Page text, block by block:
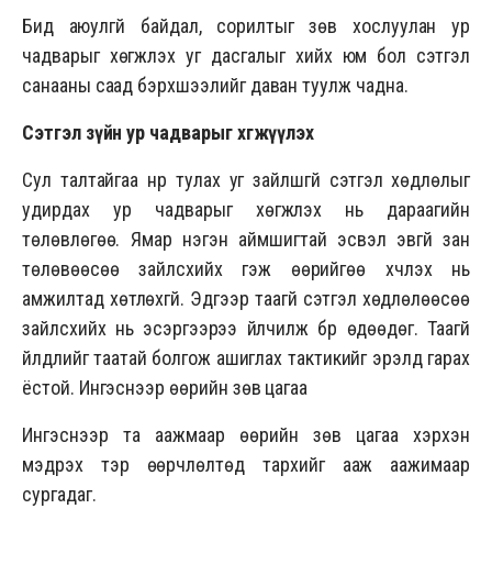
Бид аюулгүй байдал, сорилтыг зөв хослуулан ур
чадварыг хөгжүүлэх уг дасгалыг хийх юм бол сэтгэл
санааны саад бэрхшээлийг даван туулж чадна.
Сэтгэл зүйн ур чадварыг хөгжүүлэх
Сул талтайгаа нүүр тулах уг зайлшгүй сэтгэл хөдлөлыг
удирдах ур чадварыг хөгжүүлэх нь дараагийн
төлөвлөгөө. Ямар нэгэн аймшигтай эсвэл эвгүй зан
төлөвөөсөө зайлсхийх гэж өөрийгөө хүчлэх нь
амжилтад хөтлөхгүй. Эдгээр таагүй сэтгэл хөдлөлөөсөө
зайлсхийх нь эсэргээрээ үйлчилж бүр өдөөдөг. Таагүй
үйлдлийг таатай болгож ашиглах тактикийг эрэлд гарах
ёстой. Ингэснээр өөрийн зөв цагаа
Ингэснээр та аажмаар өөрийн зөв цагаа хэрхэн
мэдрэх тэр өөрчлөлтөд тархийг ааж аажимаар
сургадаг.